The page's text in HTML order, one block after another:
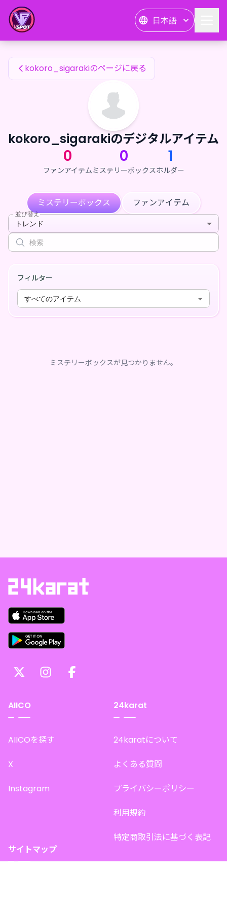
日本語
kokoro_sigarakiのファンアイテム
kokoro_sigarakiのページに戻る
kokoro_sigarakiのデジタルアイテム
0
ファンアイテム
0
ミステリーボックス
1
ホルダー
ミステリーボックス ファンアイテム
並び替え
トレンド
フィルター
すべてのアイテム
ミステリーボックスが見つかりません。
AIICO
AIICOを探す
X
Instagram
24karat
24karatについて
よくある質問
プライバシーポリシー
利用規約
特定商取引法に基づく表記
サイトマップ
kokoro_sigarakiのファンアイテム — 24karat